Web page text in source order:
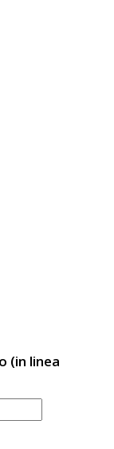
(in linea